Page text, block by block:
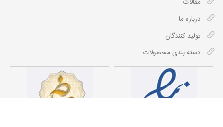
مقالات
درباره ما
تولید کنندگان
دسته بندی محصولات